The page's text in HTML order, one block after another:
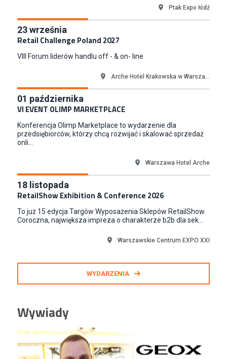
Ptak Expo łódź
23września
Retail Challenge Poland 2027
VIII Forum liderów handlu off - & on- line
Arche Hotel Krakowska w Warsza...
01 października
VI EVENT OLIMP MARKETPLACE
Konferencja Olimp Marketplace to wydarzenie dla
przedsiębiorców, którzy chcą rozwijać i skalować sprzedaż
onli...
Warszawa Hotel Arche
18 listopada
RetailShow Exhibition & Conference 2026
To już 15 edycja Targów Wyposażenia Sklepów RetailShow.
Coroczna, największa impreza o charakterze b2b dla sek...
Warszawskie Centrum EXPO XXI
WYDARZENIA
Wywiady